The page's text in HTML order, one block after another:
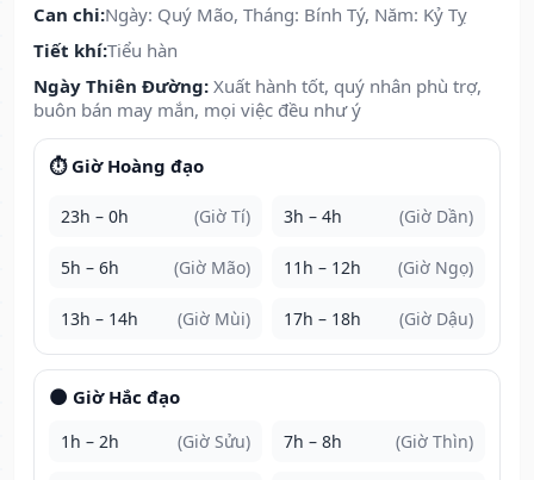
Can chi:Ngày: Quý Mão, Tháng: Bính Tý, Năm: Kỷ Tỵ
Tiết khí:Tiểu hàn
Ngày Thiên Đường: Xuất hành tốt, quý nhân phù trợ,
buôn bán may mắn, mọi việc đều như ý
⏱️ Giờ Hoàng đạo
23h – 0h (Giờ Tí) 3h – 4h (Giờ Dần)
5h – 6h (Giờ Mão) 11h – 12h (Giờ Ngọ)
13h – 14h (Giờ Mùi) 17h – 18h (Giờ Dậu)
🌑 Giờ Hắc đạo
1h – 2h (Giờ Sửu) 7h – 8h (Giờ Thìn)